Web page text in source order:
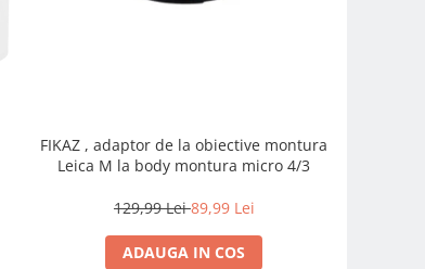
FIKAZ , adaptor de la obiective montura
Leica M la body montura micro 4/3
129,99 Lei89,99 Lei
ADAUGA IN COS